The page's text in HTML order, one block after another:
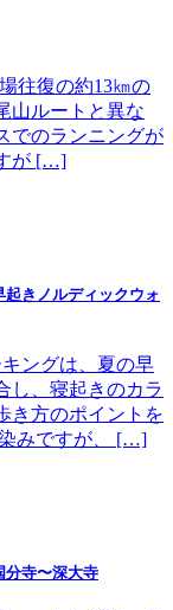
往復の約13㎞の
山ルートと異な
でのランニングが
が […]
起きノルディックウォ
ングは、夏の早
し、寝起きのカラ
き方のポイントを
みですが、 […]
分寺〜深大寺